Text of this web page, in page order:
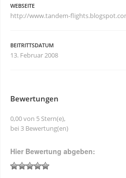
WEBSEITE
http://www.tandem-
BEITRITTSDATUM
13. Februar 2008
Bewertungen
0,00 von 5 Stern(e),
bei 3 Bewertung(en)
Hier Bewertung abgeben: